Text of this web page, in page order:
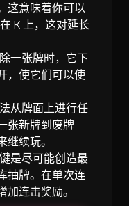
这意味着你可以
K 上，这对延长
一张牌时，它下
，使它们可以使
从牌面上进行任
张新牌到废牌
续玩。
是尽可能创造最
抽牌。在单次连
连击奖励。